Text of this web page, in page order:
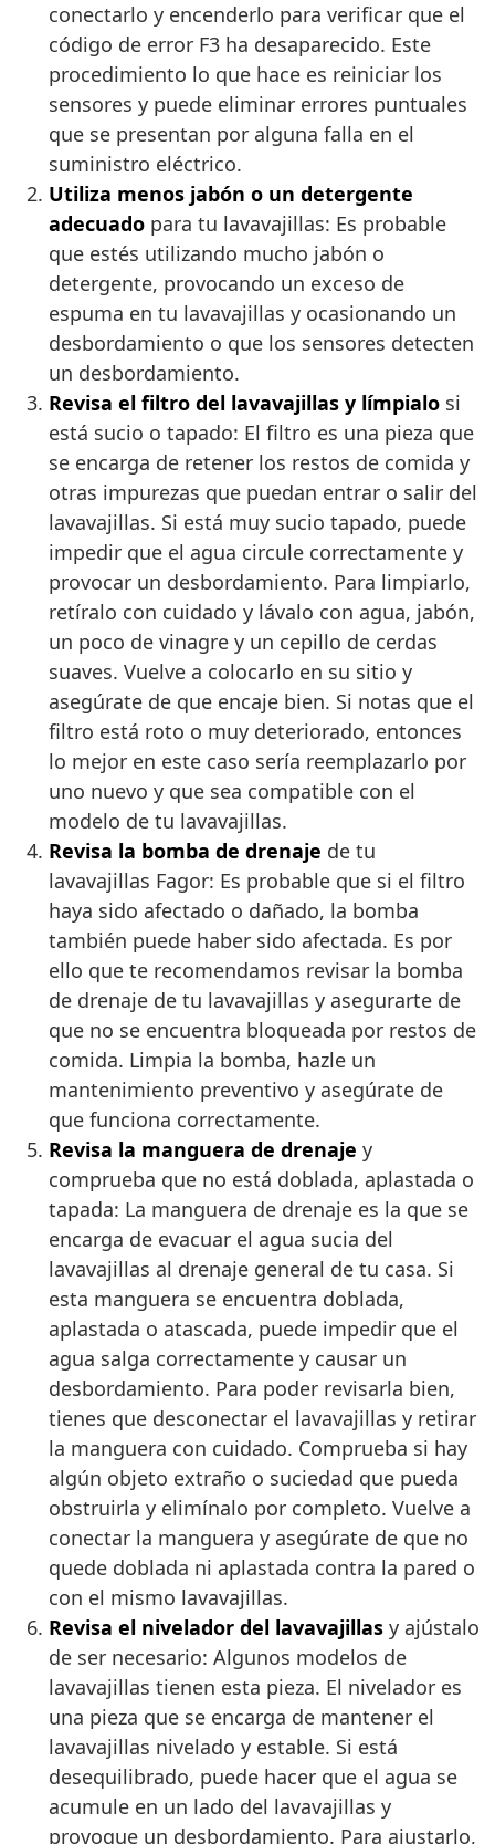
conectarlo y encenderlo para verificar que el
código de error F3 ha desaparecido. Este
procedimiento lo que hace es reiniciar los
sensores y puede eliminar errores puntuales
que se presentan por alguna falla en el
suministro eléctrico.
Utiliza menos jabón o un detergente
adecuado para tu lavavajillas: Es probable
que estés utilizando mucho jabón o
detergente, provocando un exceso de
espuma en tu lavavajillas y ocasionando un
desbordamiento o que los sensores detecten
un desbordamiento.
Revisa el filtro del lavavajillas y límpialo si
está sucio o tapado: El filtro es una pieza que
se encarga de retener los restos de comida y
otras impurezas que puedan entrar o salir del
lavavajillas. Si está muy sucio tapado, puede
impedir que el agua circule correctamente y
provocar un desbordamiento. Para limpiarlo,
retíralo con cuidado y lávalo con agua, jabón,
un poco de vinagre y un cepillo de cerdas
suaves. Vuelve a colocarlo en su sitio y
asegúrate de que encaje bien. Si notas que el
filtro está roto o muy deteriorado, entonces
lo mejor en este caso sería reemplazarlo por
uno nuevo y que sea compatible con el
modelo de tu lavavajillas.
Revisa la bomba de drenaje de tu
lavavajillas Fagor: Es probable que si el filtro
haya sido afectado o dañado, la bomba
también puede haber sido afectada. Es por
ello que te recomendamos revisar la bomba
de drenaje de tu lavavajillas y asegurarte de
que no se encuentra bloqueada por restos de
comida. Limpia la bomba, hazle un
mantenimiento preventivo y asegúrate de
que funciona correctamente.
Revisa la manguera de drenaje y
comprueba que no está doblada, aplastada o
tapada: La manguera de drenaje es la que se
encarga de evacuar el agua sucia del
lavavajillas al drenaje general de tu casa. Si
esta manguera se encuentra doblada,
aplastada o atascada, puede impedir que el
agua salga correctamente y causar un
desbordamiento. Para poder revisarla bien,
tienes que desconectar el lavavajillas y retirar
la manguera con cuidado. Comprueba si hay
algún objeto extraño o suciedad que pueda
obstruirla y elimínalo por completo. Vuelve a
conectar la manguera y asegúrate de que no
quede doblada ni aplastada contra la pared o
con el mismo lavavajillas.
Revisa el nivelador del lavavajillas y ajústalo
de ser necesario: Algunos modelos de
lavavajillas tienen esta pieza. El nivelador es
una pieza que se encarga de mantener el
lavavajillas nivelado y estable. Si está
desequilibrado, puede hacer que el agua se
acumule en un lado del lavavajillas y
provoque un desbordamiento. Para ajustarlo,